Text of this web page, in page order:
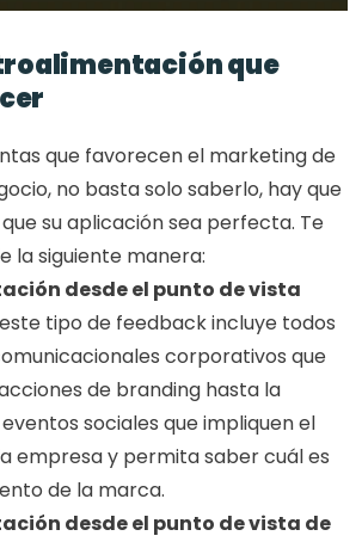
que
que favorecen el marketing de
no basta solo saberlo, hay que
su aplicación sea perfecta. Te
la siguiente manera:
desde el punto de vista
este tipo de feedback incluye todos
corporativos que
de branding hasta la
sociales que impliquen el
empresa y permita saber cuál es
de la marca.
desde el punto de vista de